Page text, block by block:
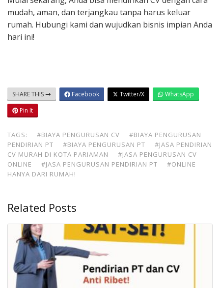
mudah, aman, dan terjangkau tanpa harus keluar
rumah. Hubungi kami dan wujudkan bisnis impian Anda
hari ini!
SHARE THIS Facebook Twitter/X
WhatsApp
Pin It
TAGS: #BIAYA PENGURUSAN CV
#BIAYA PENGURUSAN
PENDIRIAN PT
#BIAYA PENGURUSAN PT
#JASA PENDIRIAN
CV MURAH DI KOTA PARIAMAN
#JASA PENGURUSAN CV
ONLINE
#JASA PENGURUSAN PENDIRIAN PT
#ONLINE
HANYA DARI RUMAH!
Related Posts